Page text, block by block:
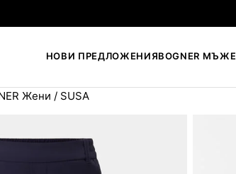
НОВИ ПРЕДЛОЖЕНИЯBOGNER МЪЖЕ
Жени / SUSA